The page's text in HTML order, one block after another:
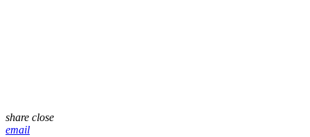
share close
email